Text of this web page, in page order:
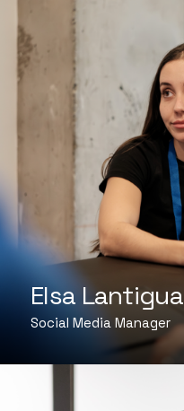
Elsa Lantigua
Social Media Manager